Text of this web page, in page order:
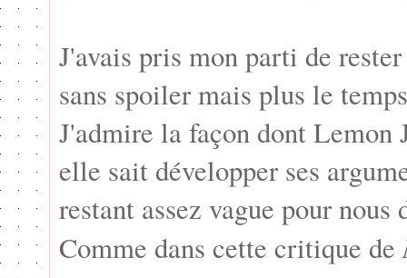
J'avais pris mon parti de
sans spoiler mais plus le
J'admire la façon dont Lemon
elle sait développer ses
restant assez vague pour
Comme dans cette critique de